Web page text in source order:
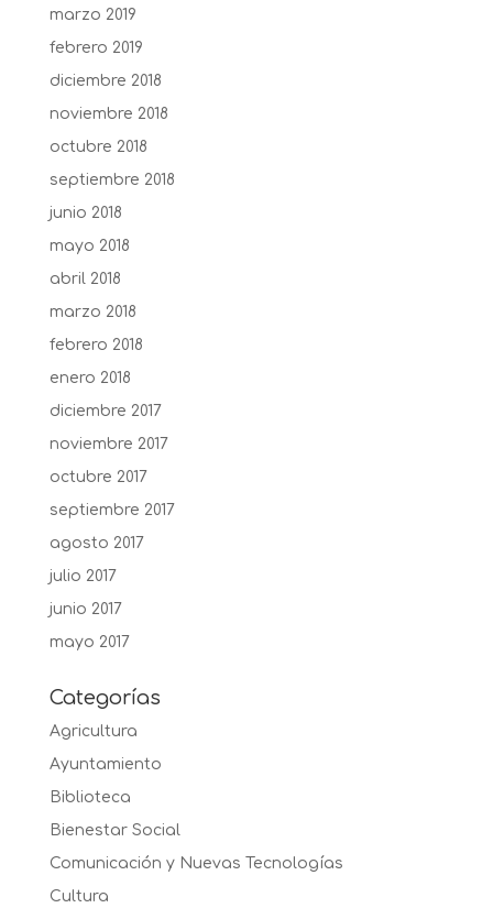
marzo 2019
febrero 2019
diciembre 2018
noviembre 2018
octubre 2018
septiembre 2018
junio 2018
mayo 2018
abril 2018
marzo 2018
febrero 2018
enero 2018
diciembre 2017
noviembre 2017
octubre 2017
septiembre 2017
agosto 2017
julio 2017
junio 2017
mayo 2017
Categorías
Agricultura
Ayuntamiento
Biblioteca
Bienestar Social
Comunicación y Nuevas Tecnologías
Cultura